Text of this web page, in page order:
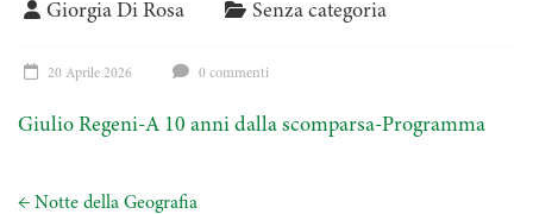
Giorgia Di Rosa Senza categoria
20 Aprile 2026 0 commenti
Giulio Regeni-A 10 anni dalla scomparsa-Programma
← Notte della Geografia